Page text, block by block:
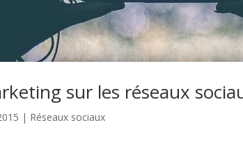
sur les réseaux
| Réseaux sociaux